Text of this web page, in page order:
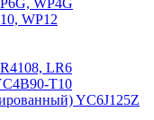
WP4G
WP12
LR6
T10
YC6J125Z